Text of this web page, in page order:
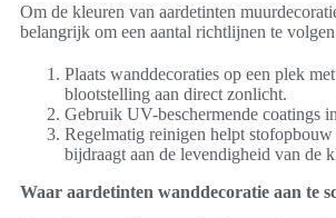
Om de kleuren van aardetinten
belangrijk om een aantal richtlijnen te
Plaats wanddecoraties op een plek
blootstelling aan direct zonlicht.
Gebruik UV-beschermende coatings
Regelmatig reinigen helpt
bijdraagt aan de levendigheid van de
Waar aardetinten wanddecoratie aan te